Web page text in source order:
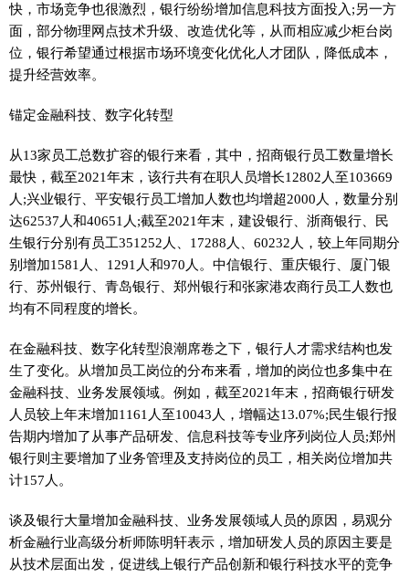
快，市场竞争也很激烈，银行纷纷增加信息科技方面投入;另一方
面，部分物理网点技术升级、改造优化等，从而相应减少柜台岗
位，银行希望通过根据市场环境变化优化人才团队，降低成本，
提升经营效率。
锚定金融科技、数字化转型
从13家员工总数扩容的银行来看，其中，招商银行员工数量增长
最快，截至2021年末，该行共有在职人员增长12802人至103669
人;兴业银行、 平安银行员工增加人数也均增超2000人，数量分别
达62537人和40651人;截至2021年末，建设银行、浙商银行、民
生银行分别有员工351252人、17288人、60232人，较上年同期分
别增加1581人、1291人和970人。中信银行、重庆银行、厦门银
行、苏州银行、青岛银行、郑州银行和张家港农商行员工人数也
均有不同程度的增长。
在金融科技、数字化转型浪潮席卷之下，银行人才需求结构也发
生了变化。从增加员工岗位的分布来看，增加的岗位也多集中在
金融科技、业务发展领域。例如，截至2021年末，招商银行研发
人员较上年末增加1161人至10043人，增幅达13.07%;民生银行报
告期内增加了从事产品研发、信息科技等专业序列岗位人员;郑州
银行则主要增加了业务管理及支持岗位的员工，相关岗位增加共
计157人。
谈及银行大量增加金融科技、业务发展领域人员的原因，易观分
析金融行业高级分析师陈明轩表示，增加研发人员的原因主要是
从技术层面出发，促进线上银行产品创新和银行科技水平的竞争